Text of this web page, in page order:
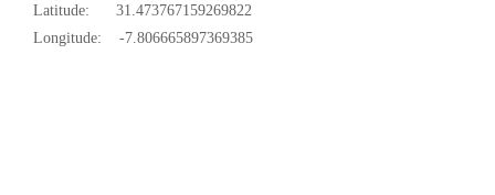
Latitude: 31.473767159269822
Longitude: -7.806665897369385